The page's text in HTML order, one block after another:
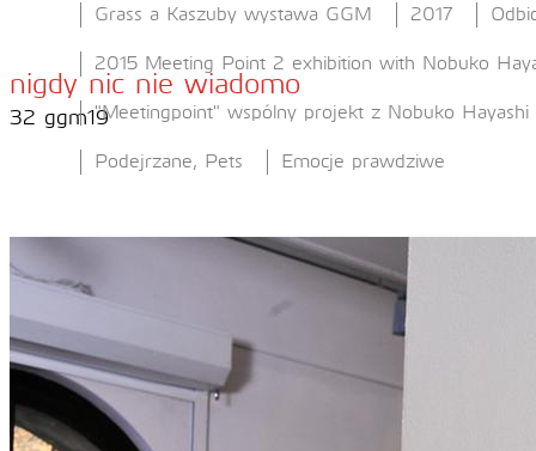
Grass a Kaszuby wystawa GGM 2017
2015 Meeting Point 2 exhibition with Nobuko
"Meetingpoint" wspólny projekt z Nobuko Hayashi
Podejrzane, Pets Emocje prawdziwe
nigdy nic nie wiadomo
32 ggm19